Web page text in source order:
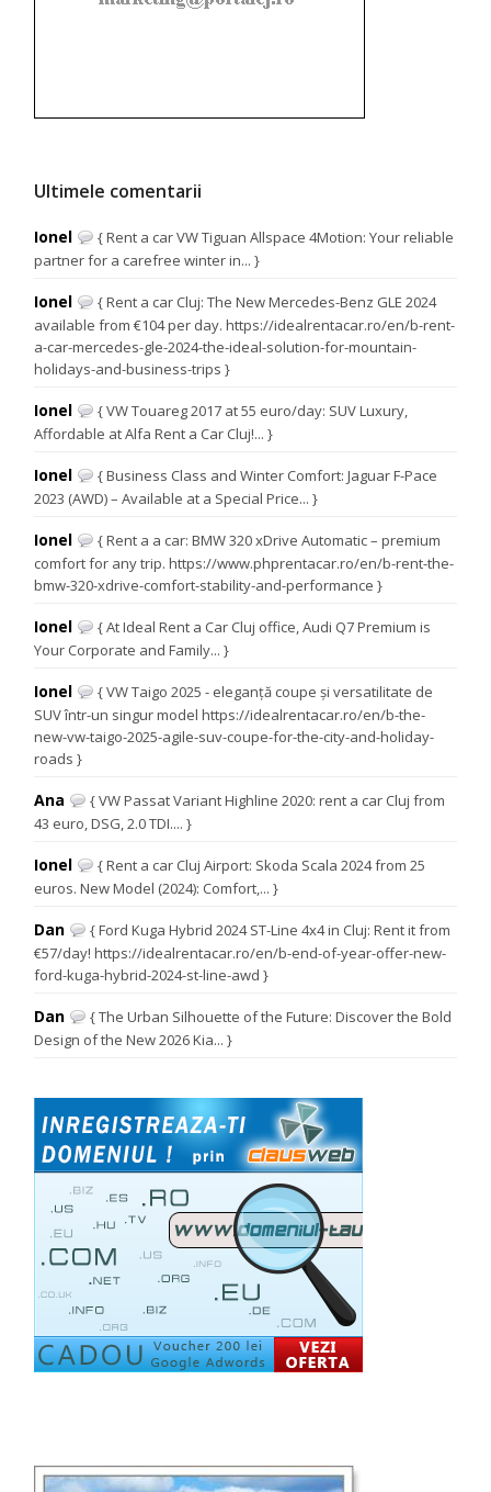
Ultimele comentarii
Ionel
{ Rent a car VW Tiguan Allspace 4Motion: Your reliable
partner for a carefree winter in... }
Ionel
{ Rent a car Cluj: The New Mercedes-Benz GLE 2024
available from €104 per day. https://idealrentacar.ro/en/b-rent-
a-car-mercedes-gle-2024-the-ideal-solution-for-mountain-
holidays-and-business-trips }
Ionel
{ VW Touareg 2017 at 55 euro/day: SUV Luxury,
Affordable at Alfa Rent a Car Cluj!... }
Ionel
{ Business Class and Winter Comfort: Jaguar F-Pace
2023 (AWD) – Available at a Special Price... }
Ionel
{ Rent a a car: BMW 320 xDrive Automatic – premium
comfort for any trip. https://www.phprentacar.ro/en/b-rent-the-
bmw-320-xdrive-comfort-stability-and-performance }
Ionel
{ At Ideal Rent a Car Cluj office, Audi Q7 Premium is
Your Corporate and Family... }
Ionel
{ VW Taigo 2025 - eleganță coupe și versatilitate de
SUV într-un singur model https://idealrentacar.ro/en/b-the-
new-vw-taigo-2025-agile-suv-coupe-for-the-city-and-holiday-
roads }
Ana
{ VW Passat Variant Highline 2020: rent a car Cluj from
43 euro, DSG, 2.0 TDI.... }
Ionel
{ Rent a car Cluj Airport: Skoda Scala 2024 from 25
euros. New Model (2024): Comfort,... }
Dan
{ Ford Kuga Hybrid 2024 ST-Line 4x4 in Cluj: Rent it from
€57/day! https://idealrentacar.ro/en/b-end-of-year-offer-new-
ford-kuga-hybrid-2024-st-line-awd }
Dan
{ The Urban Silhouette of the Future: Discover the Bold
Design of the New 2026 Kia... }